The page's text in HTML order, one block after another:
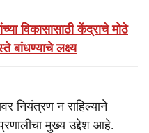
विकासासाठी केंद्राचे मोठे
बांधण्याचे लक्ष्य
नियंत्रण न राहिल्याने
मुख्य उद्देश आहे.